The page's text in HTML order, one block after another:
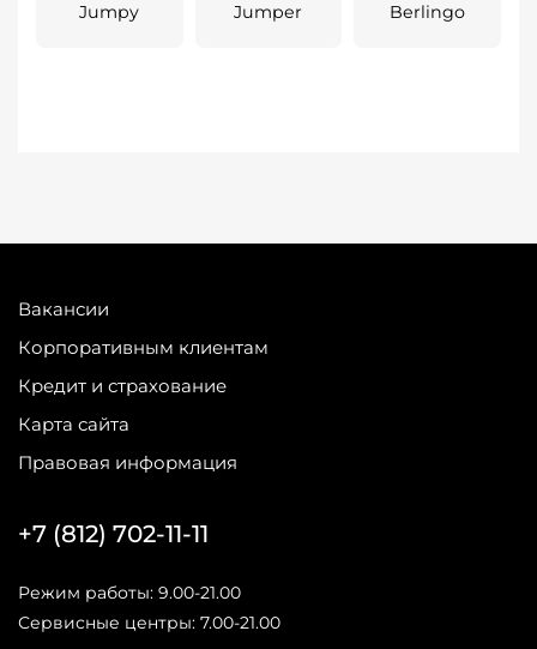
Jumpy Jumper Berlingo
Вакансии
Корпоративным клиентам
Кредит и страхование
Карта сайта
Правовая информация
+7 (812) 702-11-11
Режим работы: 9.00-21.00
Сервисные центры: 7.00-21.00